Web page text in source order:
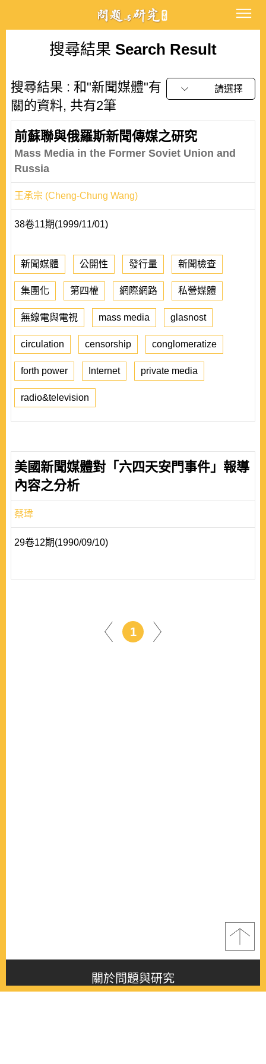
搜尋結果 Search Result
搜尋結果 : 和"新聞媒體"有
關的資料, 共有2筆
請選擇
前蘇聯與俄羅斯新聞傳媒之研究
Mass Media in the Former Soviet Union and
Russia
王承宗 (Cheng-Chung Wang)
38卷11期(1999/11/01)
新聞媒體 公開性 發行量 新聞檢查
集團化 第四權 網際網路 私營媒體
無線電與電視 mass media glasnost
circulation censorship conglomeratize
forth power Internet private media
radio&television
美國新聞媒體對「六四天安門事件」報導
內容之分析
蔡瑋
29卷12期(1990/09/10)
1
關於問題與研究
About this journal